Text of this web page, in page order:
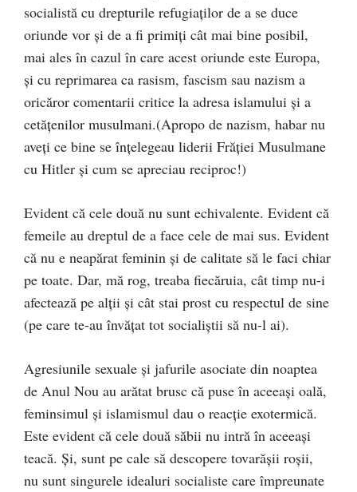
socialistă cu drepturile refugiaţilor de a se duce
oriunde vor şi de a fi primiţi cât mai bine posibil,
mai ales în cazul în care acest oriunde este Europa,
şi cu reprimarea ca rasism, fascism sau nazism a
oricăror comentarii critice la adresa islamului şi a
cetăţenilor musulmani.(Apropo de nazism, habar nu
aveţi ce bine se înţelegeau liderii Frăţiei Musulmane
cu Hitler şi cum se apreciau reciproc!)
Evident că cele două nu sunt echivalente. Evident că
femeile au dreptul de a face cele de mai sus. Evident
că nu e neapărat feminin şi de calitate să le faci chiar
pe toate. Dar, mă rog, treaba fiecăruia, cât timp nu-i
afectează pe alţii şi cât stai prost cu respectul de sine
(pe care te-au învăţat tot socialiştii să nu-l ai).
Agresiunile sexuale şi jafurile asociate din noaptea
de Anul Nou au arătat brusc că puse în aceeaşi oală,
feminsimul şi islamismul dau o reacţie exotermică.
Este evident că cele două săbii nu intră în aceeaşi
teacă. Şi, sunt pe cale să descopere tovarăşii roşii,
nu sunt singurele idealuri socialiste care împreunate